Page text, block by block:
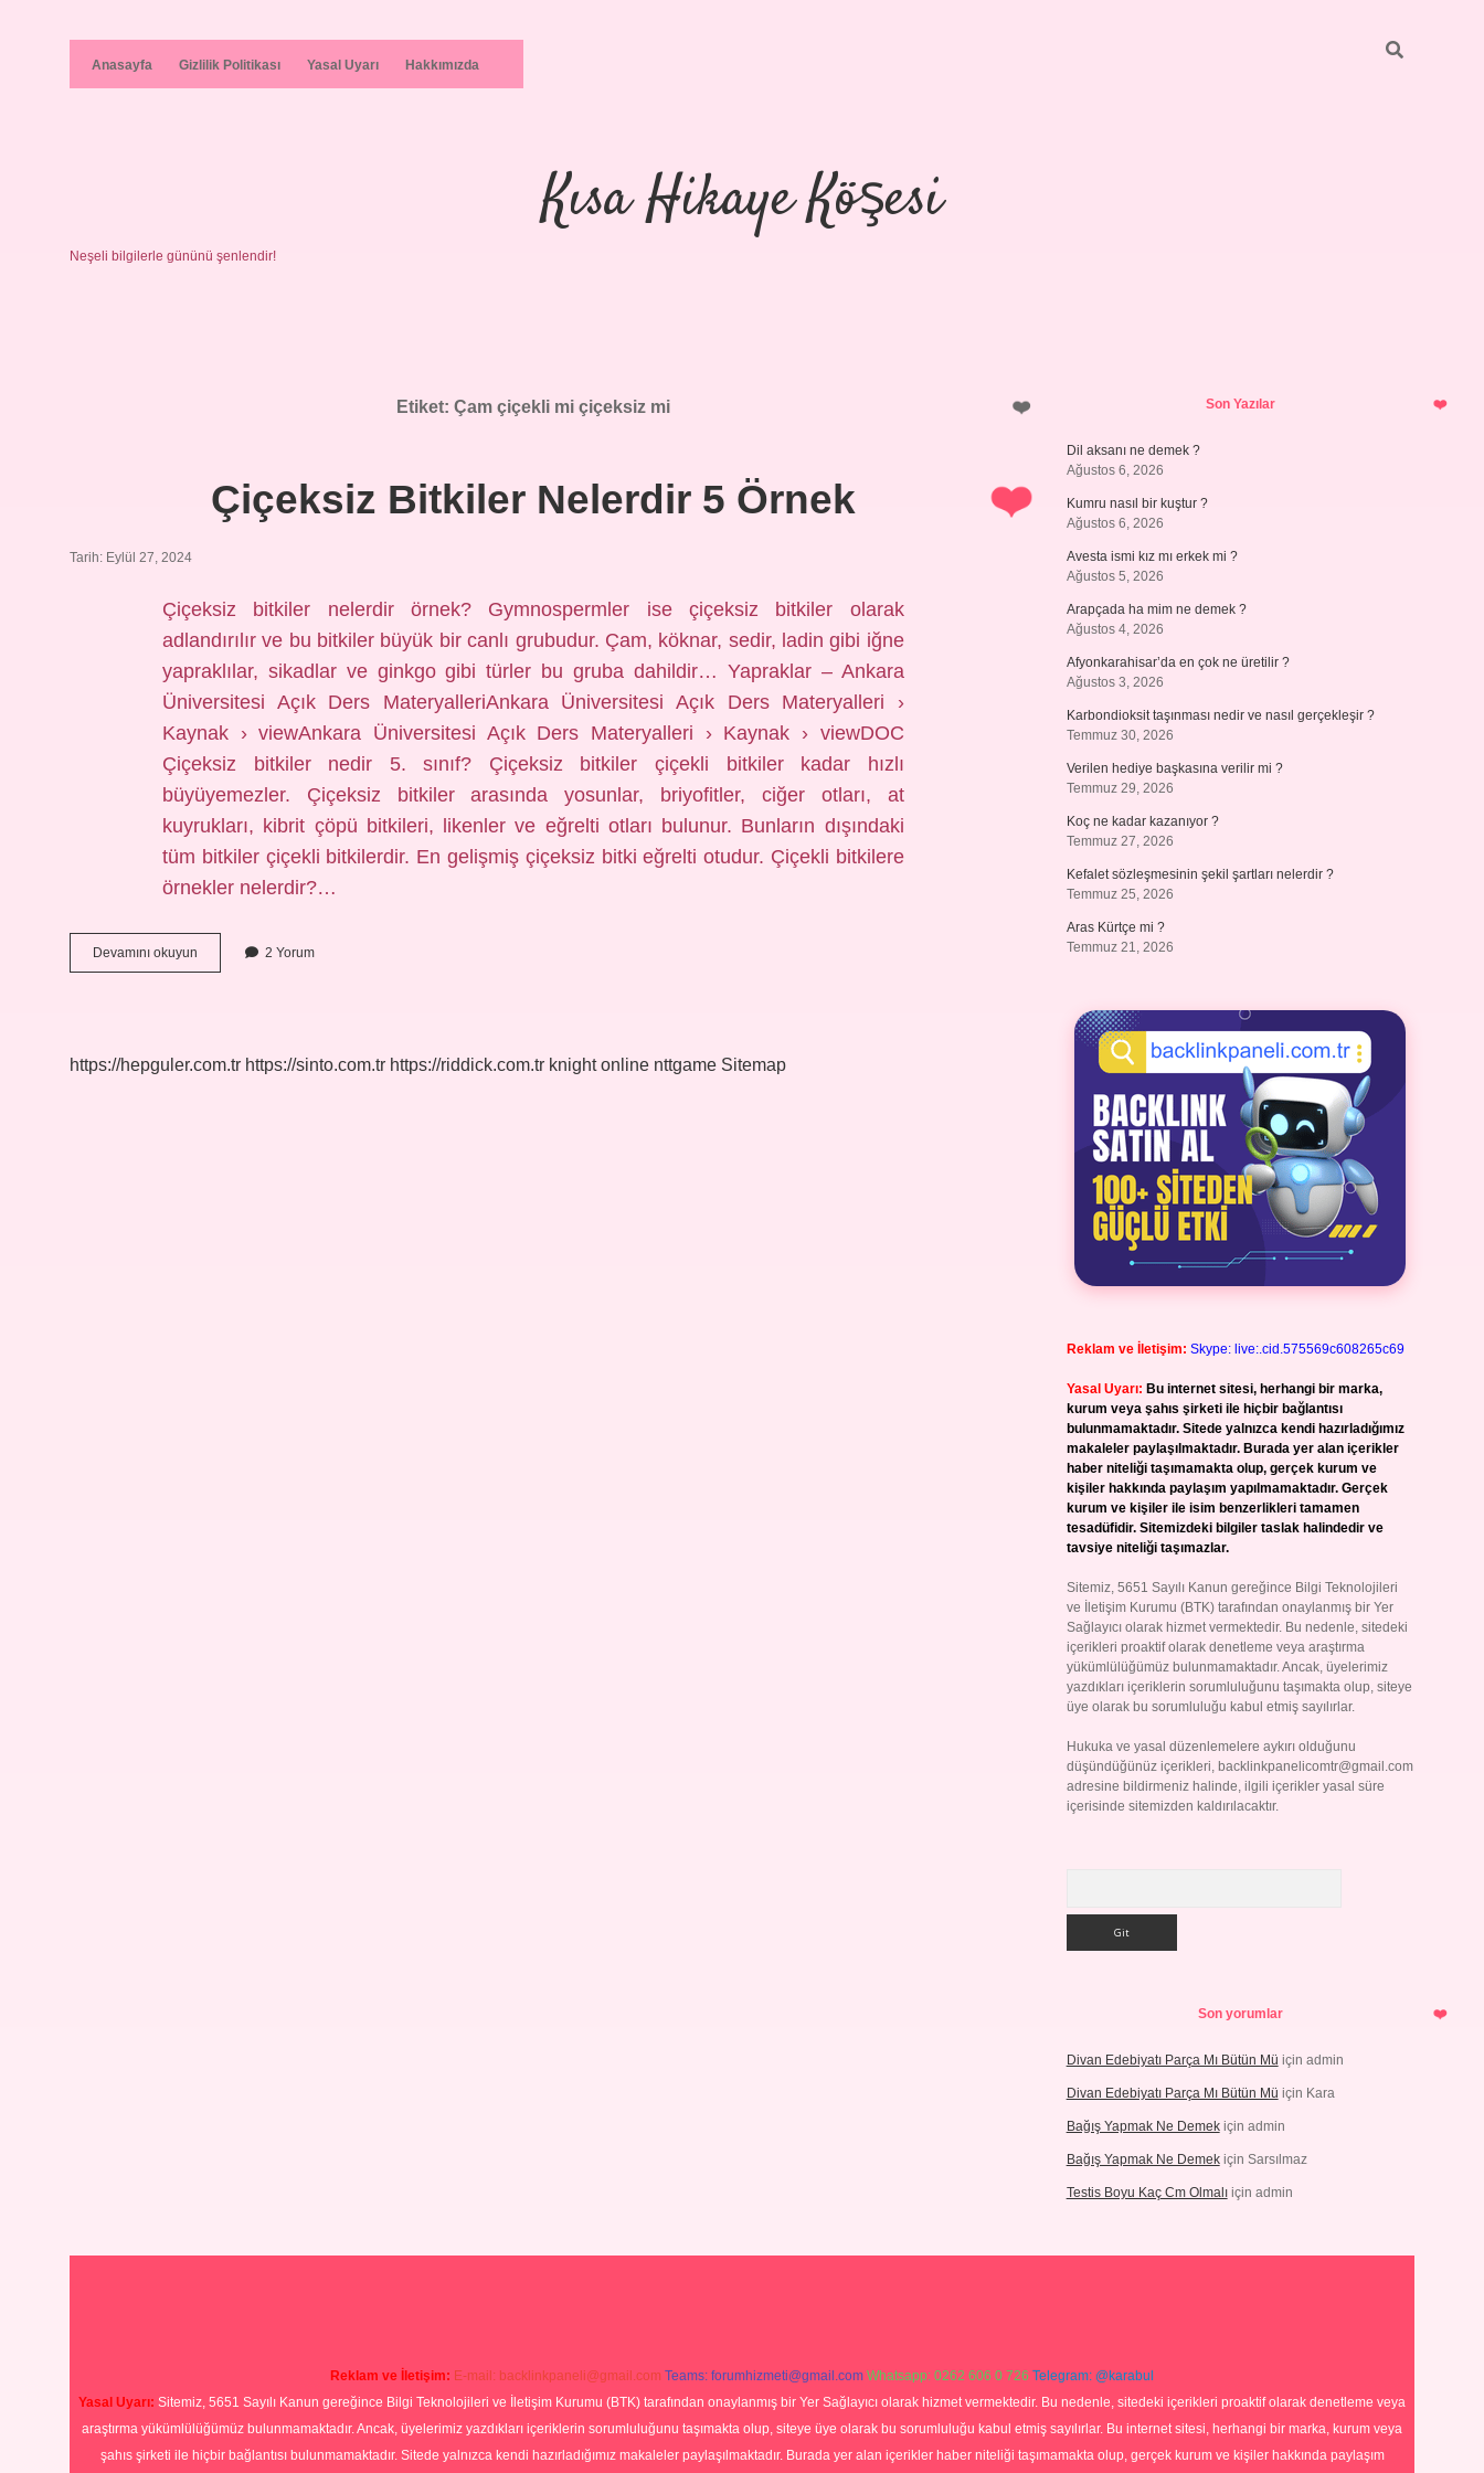
Anasayfa Gizlilik Politikası Yasal Uyarı Hakkımızda
Kısa Hikaye Köşesi
Neşeli bilgilerle gününü şenlendir!
Etiket: Çam çiçekli mi çiçeksiz mi
Çiçeksiz Bitkiler Nelerdir 5 Örnek
Tarih: Eylül 27, 2024
Çiçeksiz bitkiler nelerdir örnek? Gymnospermler ise çiçeksiz bitkiler olarak
adlandırılır ve bu bitkiler büyük bir canlı grubudur. Çam, köknar, sedir, ladin gibi iğne
yapraklılar, sikadlar ve ginkgo gibi türler bu gruba dahildir… Yapraklar – Ankara
Üniversitesi Açık Ders MateryalleriAnkara Üniversitesi Açık Ders Materyalleri ›
Kaynak › viewAnkara Üniversitesi Açık Ders Materyalleri › Kaynak › viewDOC
Çiçeksiz bitkiler nedir 5. sınıf? Çiçeksiz bitkiler çiçekli bitkiler kadar hızlı
büyüyemezler. Çiçeksiz bitkiler arasında yosunlar, briyofitler, ciğer otları, at
kuyrukları, kibrit çöpü bitkileri, likenler ve eğrelti otları bulunur. Bunların dışındaki
tüm bitkiler çiçekli bitkilerdir. En gelişmiş çiçeksiz bitki eğrelti otudur. Çiçekli bitkilere
örnekler nelerdir?…
Devamını okuyun Çiçeksiz
Bitkiler
2 Yorum
https://hepguler.com.tr https://sinto.com.tr https://riddick.com.tr knight online nttgame Sitemap
SidebarSon Yazılar
Dil aksanı ne demek ?
Ağustos 6, 2026
Kumru nasıl bir kuştur ?
Ağustos 6, 2026
Avesta ismi kız mı erkek mi ?
Ağustos 5, 2026
Arapçada ha mim ne demek ?
Ağustos 4, 2026
Afyonkarahisar’da en çok ne üretilir ?
Ağustos 3, 2026
Karbondioksit taşınması nedir ve nasıl gerçekleşir ?
Temmuz 30, 2026
Verilen hediye başkasına verilir mi ?
Temmuz 29, 2026
Koç ne kadar kazanıyor ?
Temmuz 27, 2026
Kefalet sözleşmesinin şekil şartları nelerdir ?
Temmuz 25, 2026
Aras Kürtçe mi ?
Temmuz 21, 2026
Reklam ve İletişim: Skype: live:.cid.575569c608265c69
Yasal Uyarı: Bu internet sitesi, herhangi bir marka,
kurum veya şahıs şirketi ile hiçbir bağlantısı
bulunmamaktadır. Sitede yalnızca kendi hazırladığımız
makaleler paylaşılmaktadır. Burada yer alan içerikler
haber niteliği taşımamakta olup, gerçek kurum ve
kişiler hakkında paylaşım yapılmamaktadır. Gerçek
kurum ve kişiler ile isim benzerlikleri tamamen
tesadüfidir. Sitemizdeki bilgiler taslak halindedir ve
tavsiye niteliği taşımazlar.
Sitemiz, 5651 Sayılı Kanun gereğince Bilgi Teknolojileri
ve İletişim Kurumu (BTK) tarafından onaylanmış bir Yer
Sağlayıcı olarak hizmet vermektedir. Bu nedenle, sitedeki
içerikleri proaktif olarak denetleme veya araştırma
yükümlülüğümüz bulunmamaktadır. Ancak, üyelerimiz
yazdıkları içeriklerin sorumluluğunu taşımakta olup, siteye
üye olarak bu sorumluluğu kabul etmiş sayılırlar.
Hukuka ve yasal düzenlemelere aykırı olduğunu
düşündüğünüz içerikleri, backlinkpanelicomtr@gmail.com
adresine bildirmeniz halinde, ilgili içerikler yasal süre
içerisinde sitemizden kaldırılacaktır.
Son yorumlar
Divan Edebiyatı Parça Mı Bütün Mü için admin
Divan Edebiyatı Parça Mı Bütün Mü için Kara
Bağış Yapmak Ne Demekiçin admin
Bağış Yapmak Ne Demekiçin Sarsılmaz
Testis Boyu Kaç Cm Olmalıiçin admin
Reklam ve İletişim: E-mail: backlinkpaneli@gmail.com Teams: forumhizmeti@gmail.com Whatsapp: 0262 606 0 726 Telegram: @karabul
Yasal Uyarı: Sitemiz, 5651 Sayılı Kanun gereğince Bilgi Teknolojileri ve İletişim Kurumu (BTK) tarafından onaylanmış bir Yer Sağlayıcı olarak hizmet vermektedir. Bu nedenle, sitedeki içerikleri proaktif olarak denetleme veya
araştırma yükümlülüğümüz bulunmamaktadır. Ancak, üyelerimiz yazdıkları içeriklerin sorumluluğunu taşımakta olup, siteye üye olarak bu sorumluluğu kabul etmiş sayılırlar. Bu internet sitesi, herhangi bir marka, kurum veya
şahıs şirketi ile hiçbir bağlantısı bulunmamaktadır. Sitede yalnızca kendi hazırladığımız makaleler paylaşılmaktadır. Burada yer alan içerikler haber niteliği taşımamakta olup, gerçek kurum ve kişiler hakkında paylaşım